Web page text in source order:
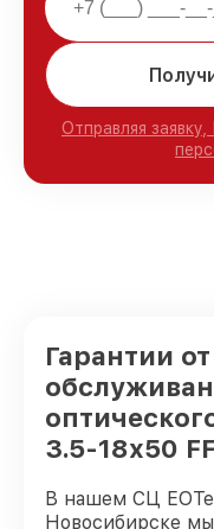
Отправляя
Гарантии
3.5-18x50
В нашем СЦ
Новосибирске